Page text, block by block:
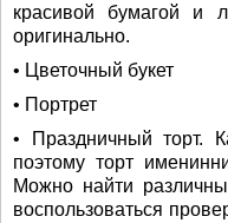
красивой бумагой и
оригинально.
• Цветочный букет
• Портрет
• Праздничный торт.
поэтому торт
Можно найти
воспользоваться